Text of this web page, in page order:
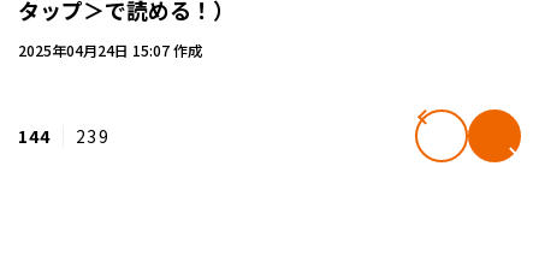
タップ＞で読める！）
2025年04月24日 15:07 作成
144 239